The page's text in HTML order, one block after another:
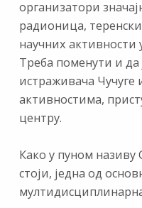
организатори
радионица,
научних активности
Треба поменути и
истраживача Чучуге
активностима,
центру.
Како у пуном називу
стоји, једна од